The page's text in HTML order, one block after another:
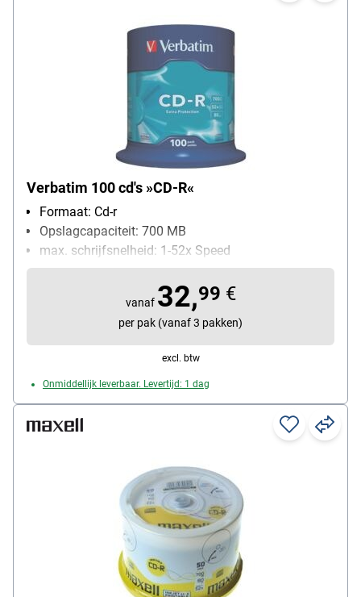
Verbatim 100 cd's »CD-R«
Formaat: Cd-r
Opslagcapaciteit: 700 MB
max. schrijfsnelheid: 1-52x Speed
Bijzonderheden: geschikt voor alle branders
Inhoud per pak: 100 stuk(s)
vanaf 32,99 €
per pak (vanaf 3 pakken)
excl. btw
Onmiddellijk leverbaar. Levertijd: 1 dag